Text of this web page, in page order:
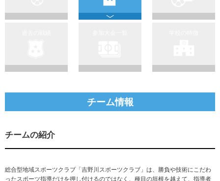
チーム情報
チームの紹介
総合型地域スポーツクラブ「吉野川スポーツクラブ」は、勝負や技術にこだわ
ったスポーツ指導だけを押し付けるのではなく、種目の垣根を越えて、指導者